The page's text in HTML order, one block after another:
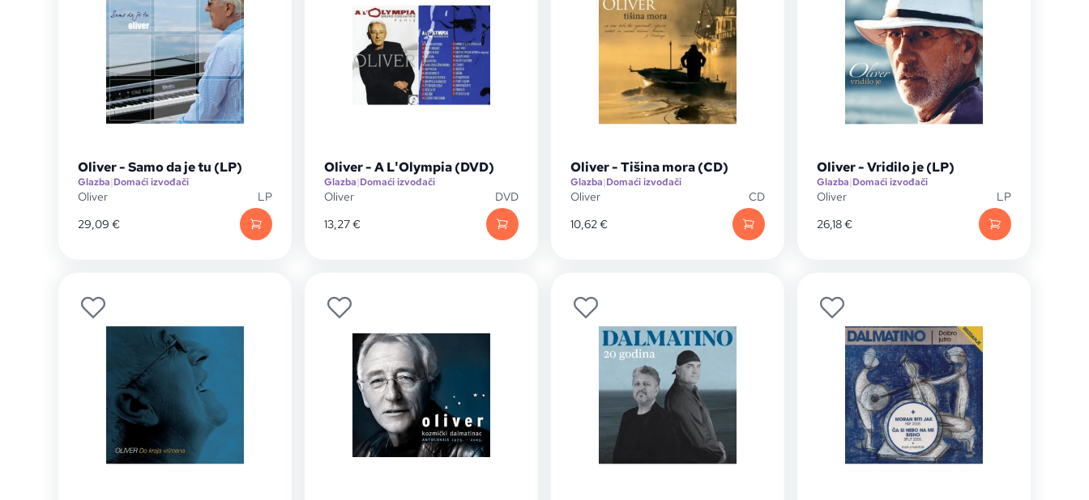
Oliver - Samo da je tu (LP)
Glazba|Domaći izvođači
Oliver
LP
29,09 €
Oliver - A L'Olympia (DVD)
Glazba|Domaći izvođači
Oliver
DVD
13,27€
Oliver - Tišina mora (CD)
Glazba|Domaći izvođači
Oliver
CD
10,62€
Oliver - Vridilo je (LP)
Glazba|Domaći izvođači
Oliver
LP
26,18€